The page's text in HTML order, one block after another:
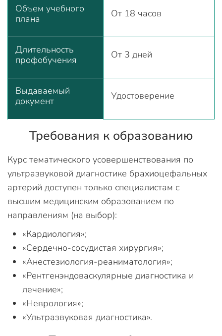
Объем учебного
плана
От 18 часов
Длительность
профобучения
От 3 дней
Выдаваемый
документ
Удостоверение
Требования к образованию
Курс тематического усовершенствования по
ультразвуковой диагностике брахиоцефальных
артерий доступен только специалистам с
высшим медицинским образованием по
направлениям (на выбор):
«Кардиология»;
«Сердечно-сосудистая хирургия»;
«Анестезиология-реаниматология»;
«Рентгенэндоваскулярные диагностика и
лечение»;
«Неврология»;
«Ультразвуковая диагностика».